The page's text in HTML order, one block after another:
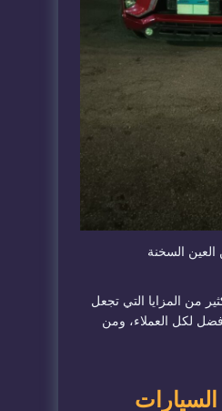
العين السخنة
من المزايا التي تجعل
لكل العملاء، ومن